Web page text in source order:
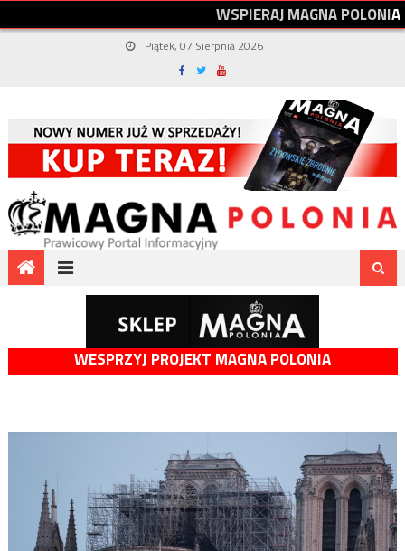
WSPIERAJMAGNAPOLONIA
Piątek, 07 Sierpnia 2026
WESPRZYJ PROJEKT MAGNA POLONIA